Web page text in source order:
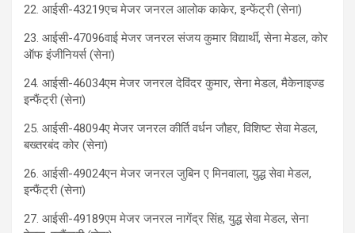
22. आईसी-43219एच मेजर जनरल आलोक काकेर, इन्फेंट्री (सेना)
23. आईसी-47096वाई मेजर जनरल संजय कुमार विद्यार्थी, सेना मेडल, कोर
ऑफ इंजीनियर्स (सेना)
24. आईसी-46034एम मेजर जनरल देविंदर कुमार, सेना मेडल, मैकेनाइज्ड
इन्फैंट्री (सेना)
25. आईसी-48094ए मेजर जनरल कीर्ति वर्धन जौहर, विशिष्ट सेवा मेडल,
बख्तरबंद कोर (सेना)
26. आईसी-49024एन मेजर जनरल जुबिन ए मिनवाला, युद्ध सेवा मेडल,
इन्फैंट्री (सेना)
27. आईसी-49189एम मेजर जनरल नागेंद्र सिंह, युद्ध सेवा मेडल, सेना